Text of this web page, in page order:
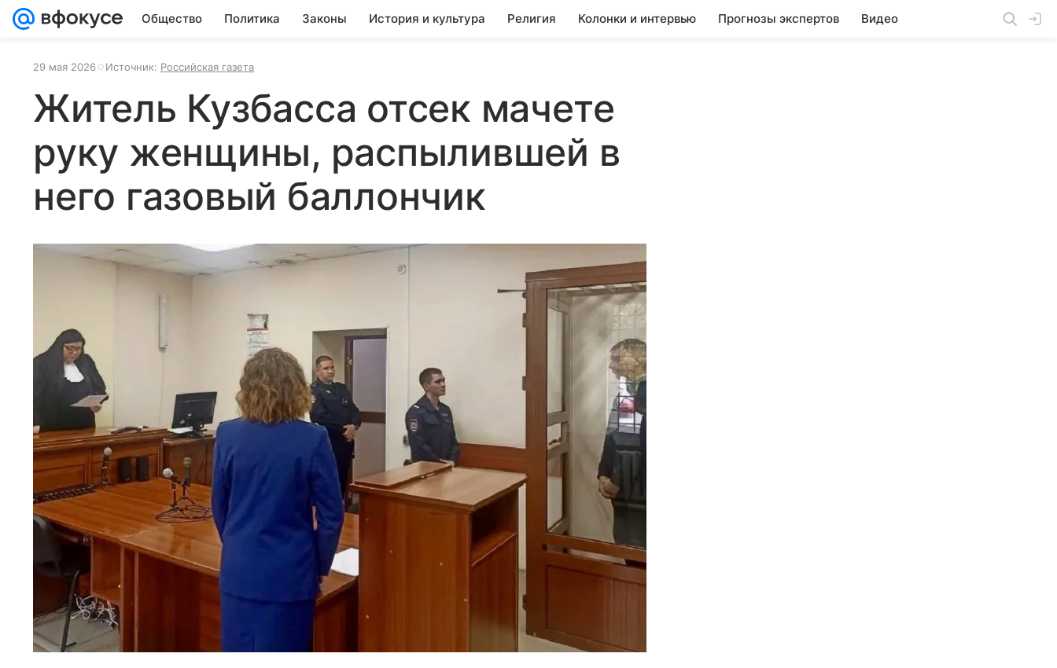
Общество Политика Законы История и культура Религия Колонки и интервью Прогнозы экспертов Видео
29 мая 2026 Источник: Российская газета
Житель Кузбасса отсек мачете
руку женщины, распылившей в
него газовый баллончик